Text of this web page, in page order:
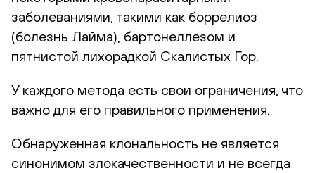
заболеваниями, такими как боррелиоз
(болезнь Лайма), бартонеллезом и
пятнистой лихорадкой Скалистых Гор.
У каждого метода есть свои ограничения, что
важно для его правильного применения.
Обнаруженная клональность не является
синонимом злокачественности и не всегда